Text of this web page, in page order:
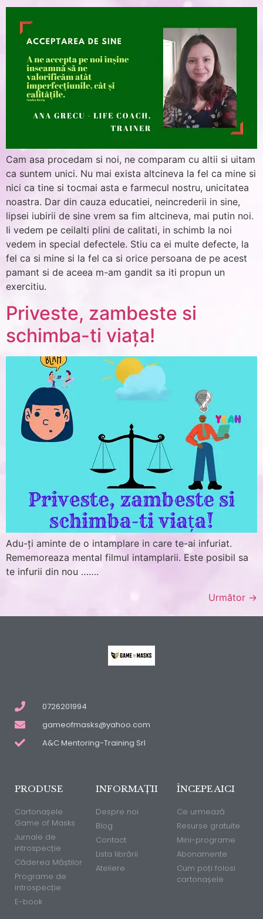
Cam asa procedam si noi, ne comparam cu altii si uitam
ca suntem unici. Nu mai exista altcineva la fel ca mine si
nici ca tine si tocmai asta e farmecul nostru, unicitatea
noastra. Dar din cauza educatiei, neincrederii in sine,
lipsei iubirii de sine vrem sa fim altcineva, mai putin noi.
Ii vedem pe ceilalti plini de calitati, in schimb la noi
vedem in special defectele. Stiu ca ei multe defecte, la
fel ca si mine si la fel ca si orice persoana de pe acest
pamant si de aceea m-am gandit sa iti propun un
exercitiu.
Priveste, zambeste si
schimba-ti viața!
Adu-ți aminte de o intamplare in care te-ai infuriat.
Rememoreaza mental filmul intamplarii. Este posibil sa
te infurii din nou …….
Următor →
0726201994
gameofmasks@yahoo.com
A&C Mentoring-Training Srl
PRODUSE
Cartonașele
Game of Masks
Jurnale de
introspecție
Căderea Măștilor
Programe de
introspecție
E-book
INFORMAȚII
Despre noi
Blog
Contact
Lista librării
Ateliere
ÎNCEPE AICI
Ce urmează
Resurse gratuite
Mini-programe
Abonamente
Cum poți folosi
cartonașele